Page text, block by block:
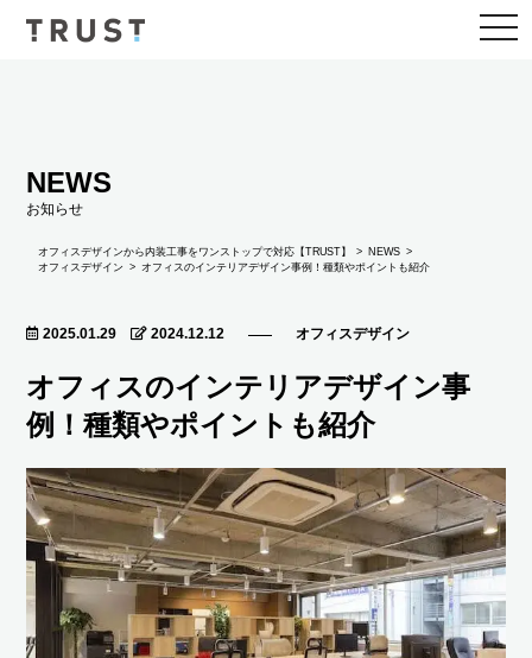
NEWS
お知らせ
オフィスデザインから内装工事をワンストップで対応【TRUST】
NEWS
オフィスデザイン
オフィスのインテリアデザイン事例！種類やポイントも紹介
2025.01.29 2024.12.12 オフィスデザイン
オフィスのインテリアデザイン事
例！種類やポイントも紹介